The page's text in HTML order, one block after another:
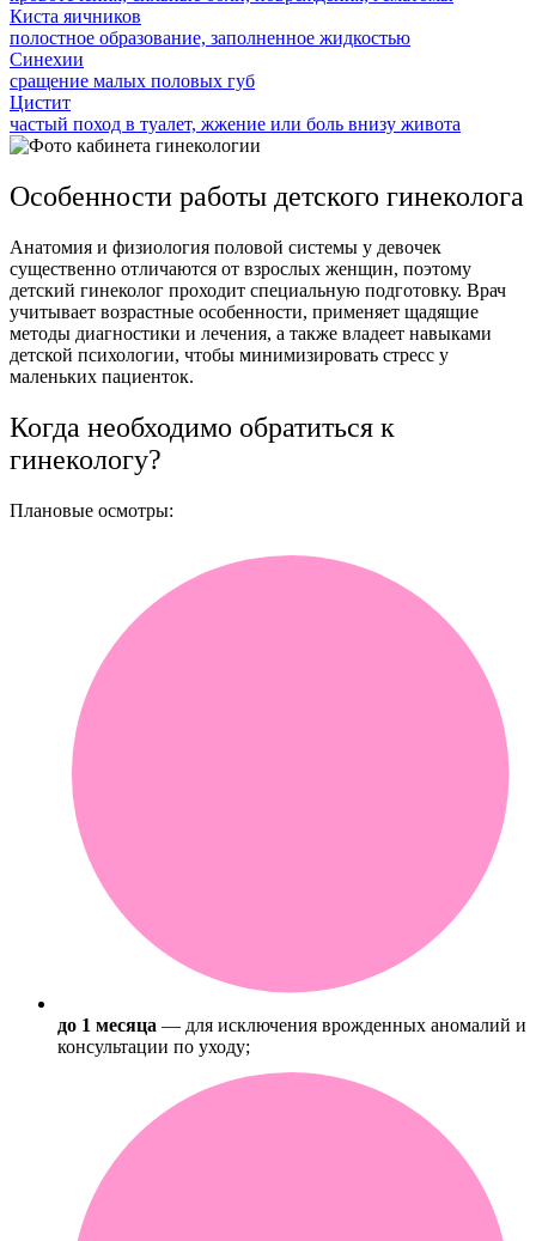
Киста яичников
полостное образование, заполненное жидкостью
Синехии
сращение малых половых губ
Цистит
частый поход в туалет, жжение или боль внизу живота
Особенности работы детского гинеколога
Анатомия и физиология половой системы у девочек
существенно отличаются от взрослых женщин, поэтому
детский гинеколог проходит специальную подготовку. Врач
учитывает возрастные особенности, применяет щадящие
методы диагностики и лечения, а также владеет навыками
детской психологии, чтобы минимизировать стресс у
маленьких пациенток.
Когда необходимо обратиться к
гинекологу?
Плановые осмотры:
до 1 месяца — для исключения врожденных аномалий и
консультации по уходу;